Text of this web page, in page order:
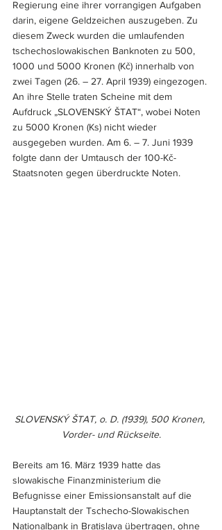
Regierung eine ihrer vorrangigen Aufgaben
darin, eigene Geldzeichen auszugeben. Zu
diesem Zweck wurden die umlaufenden
tschechoslowakischen Banknoten zu 500,
1000 und 5000 Kronen (Kč) innerhalb von
zwei Tagen (26. – 27. April 1939) eingezogen.
An ihre Stelle traten Scheine mit dem
Aufdruck „SLOVENSKÝ ŠTAT“, wobei Noten
zu 5000 Kronen (Ks) nicht wieder
ausgegeben wurden. Am 6. – 7. Juni 1939
folgte dann der Umtausch der 100-Kč-
Staatsnoten gegen überdruckte Noten.
SLOVENSKÝ ŠTAT, o. D. (1939), 500 Kronen,
Vorder- und Rückseite.
Bereits am 16. März 1939 hatte das
slowakische Finanzministerium die
Befugnisse einer Emissionsanstalt auf die
Hauptanstalt der Tschecho-Slowakischen
Nationalbank in Bratislava übertragen, ohne